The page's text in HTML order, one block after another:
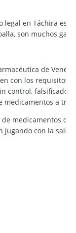
en Táchira es
son muchos
de
con los requisitos
control,
medicamentos a
medicamentos
con la salud